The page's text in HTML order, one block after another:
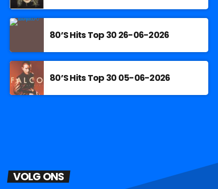
80’S Hits Top 30 26-06-2026
80’S Hits Top 30 05-06-2026
VOLG ONS